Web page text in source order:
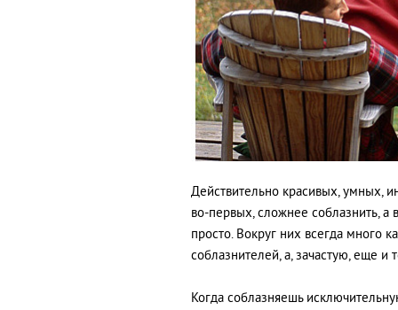
Действительно красивых, умных,
во-первых, сложнее соблазнить, а
просто. Вокруг них всегда много
соблазнителей, а, зачастую, еще и
Когда соблазняешь